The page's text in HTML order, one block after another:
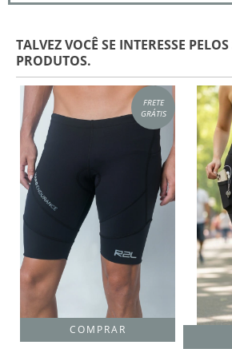
TALVEZ VOCÊ SE INTERESSE
PRODUTOS.
FRETE
GRÁTIS
COMPRAR